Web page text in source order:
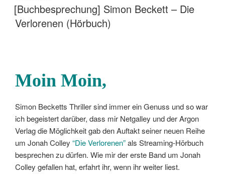
AM
[Buchbesprechung] Simon Beckett – Die
Verlorenen (Hörbuch)
Moin Moin,
Simon Becketts Thriller sind immer ein Genuss und so war
ich begeistert darüber, dass mir Netgalley und der Argon
Verlag die Möglichkeit gab den Auftakt seiner neuen Reihe
um Jonah Colley “Die Verlorenen”als Streaming-Hörbuch
besprechen zu dürfen. Wie mir der erste Band um Jonah
Colley gefallen hat, erfahrt ihr, wenn ihr weiter liest.